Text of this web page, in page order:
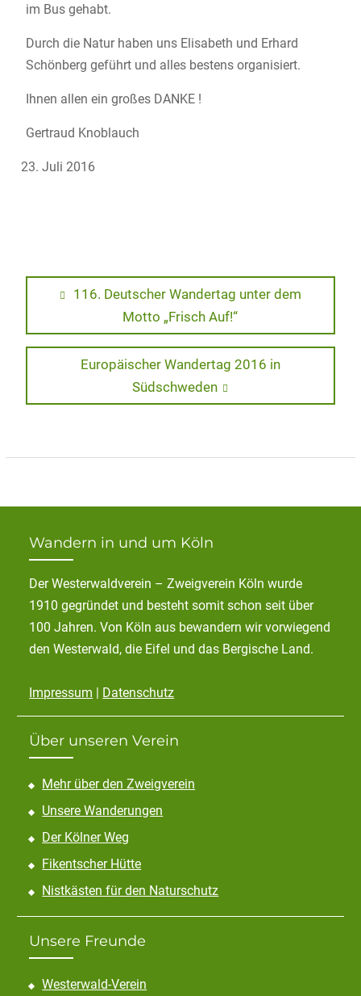
im Bus gehabt.
Durch die Natur haben uns Elisabeth und Erhard
Schönberg geführt und alles bestens organisiert.
Ihnen allen ein großes DANKE !
Gertraud Knoblauch
Juli 2016
Beitragsnavigation
Previous
116. Deutscher Wandertag unter dem
Motto „Frisch Auf!“
Next
Europäischer Wandertag 2016 in
Südschweden
Wandern in und um Köln
Der Westerwaldverein – Zweigverein Köln wurde
1910 gegründet und besteht somit schon seit über
100 Jahren. Von Köln aus bewandern wir vorwiegend
den Westerwald, die Eifel und das Bergische Land.
Impressum | Datenschutz
Über unseren Verein
Mehr über den Zweigverein
Unsere Wanderungen
Der Kölner Weg
Fikentscher Hütte
Nistkästen für den Naturschutz
Unsere Freunde
Westerwald-Verein